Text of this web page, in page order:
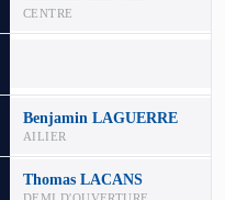
CENTRE
Benjamin LAGUERRE
AILIER
Thomas LACANS